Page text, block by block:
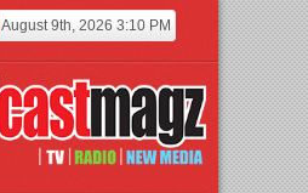
August 9th, 2026 3:10 PM